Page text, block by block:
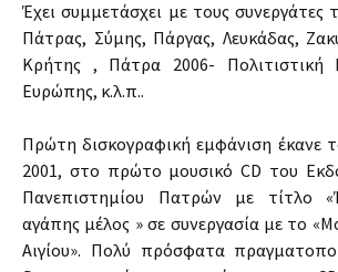
Έχει συμμετάσχει με τους συνεργάτες
Πάτρας, Σύμης, Πάργας, Λευκάδας,
Κρήτης , Πάτρα 2006- Πολιτιστική
Ευρώπης, κ.λ.π..
Πρώτη δισκογραφική εμφάνιση έκανε
2001, στο πρώτο μουσικό CD του
Πανεπιστημίου Πατρών με τίτλο
αγάπης μέλος » σε συνεργασία με το
Αιγίου». Πολύ πρόσφατα